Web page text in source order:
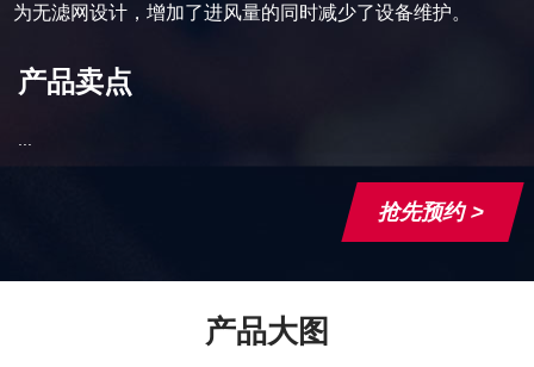
为无滤网设计，增加了进风量的同时减少了设备维护。
产品卖点
抢先预约 >
产品大图